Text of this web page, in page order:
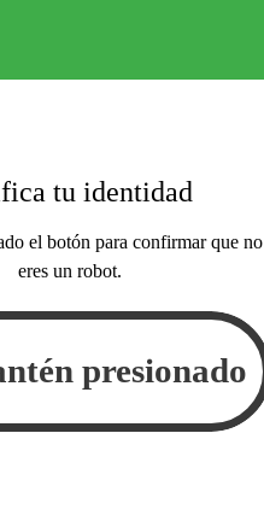
tu identidad
el botón para confirmar que no
eres un robot.